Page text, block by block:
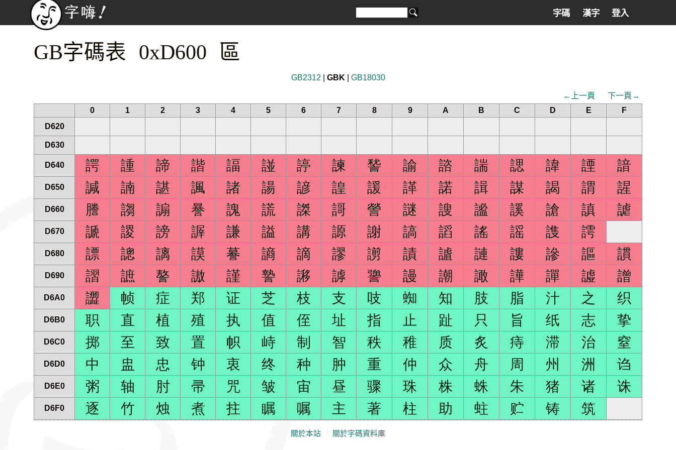
字碼 漢字 登入
GB字碼表 0xD600 區
GB2312 GBK GB18030
←上一頁
下一頁→
0
1 2 3 4 5 6 7 8 9 A B C D E
F
D620
D630
D640 諤 諥 諦 諧 諨 諩 諪 諫 諬 諭 諮 諯 諰 諱 諲 諳
D650 諴 諵 諶 諷 諸 諹 諺 諻 諼 諽 諾 諿 謀 謁 謂 謃
D660 謄 謅 謆 謈 謉 謊 謋 謌 謍 謎 謏 謐 謑 謒 謓 謔
D670 謕 謖 謗 謘 謙 謚 講 謜 謝 謞 謟 謠 謡 謢 謣
D680 謤 謥 謧 謨 謩 謪 謫 謬 謭 謮 謯 謰 謱 謲 謳 謴
D690 謵 謶 謷 謸 謹 謺 謻 謼 謽 謾 謿 譀 譁 譂 譃 譄
D6A0 譅 帧 症 郑 证 芝 枝 支 吱 蜘 知 肢 脂 汁 之 织
D6B0 职 直 植 殖 执 值 侄 址 指 止 趾 只 旨 纸 志 挚
D6C0 掷 至 致 置 帜 峙 制 智 秩 稚 质 炙 痔 滞 治 窒
D6D0 中 盅 忠 钟 衷 终 种 肿 重 仲 众 舟 周 州 洲 诌
D6E0 粥 轴 肘 帚 咒 皱 宙 昼 骤 珠 株 蛛 朱 猪 诸 诛
D6F0 逐 竹 烛 煮 拄 瞩 嘱 主 著 柱 助 蛀 贮 铸 筑
關於本站 關於字碼資料庫